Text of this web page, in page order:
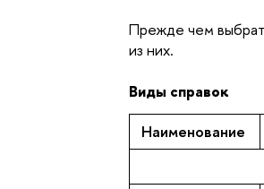
Прежде чем
из них.
Виды справок
Наименование